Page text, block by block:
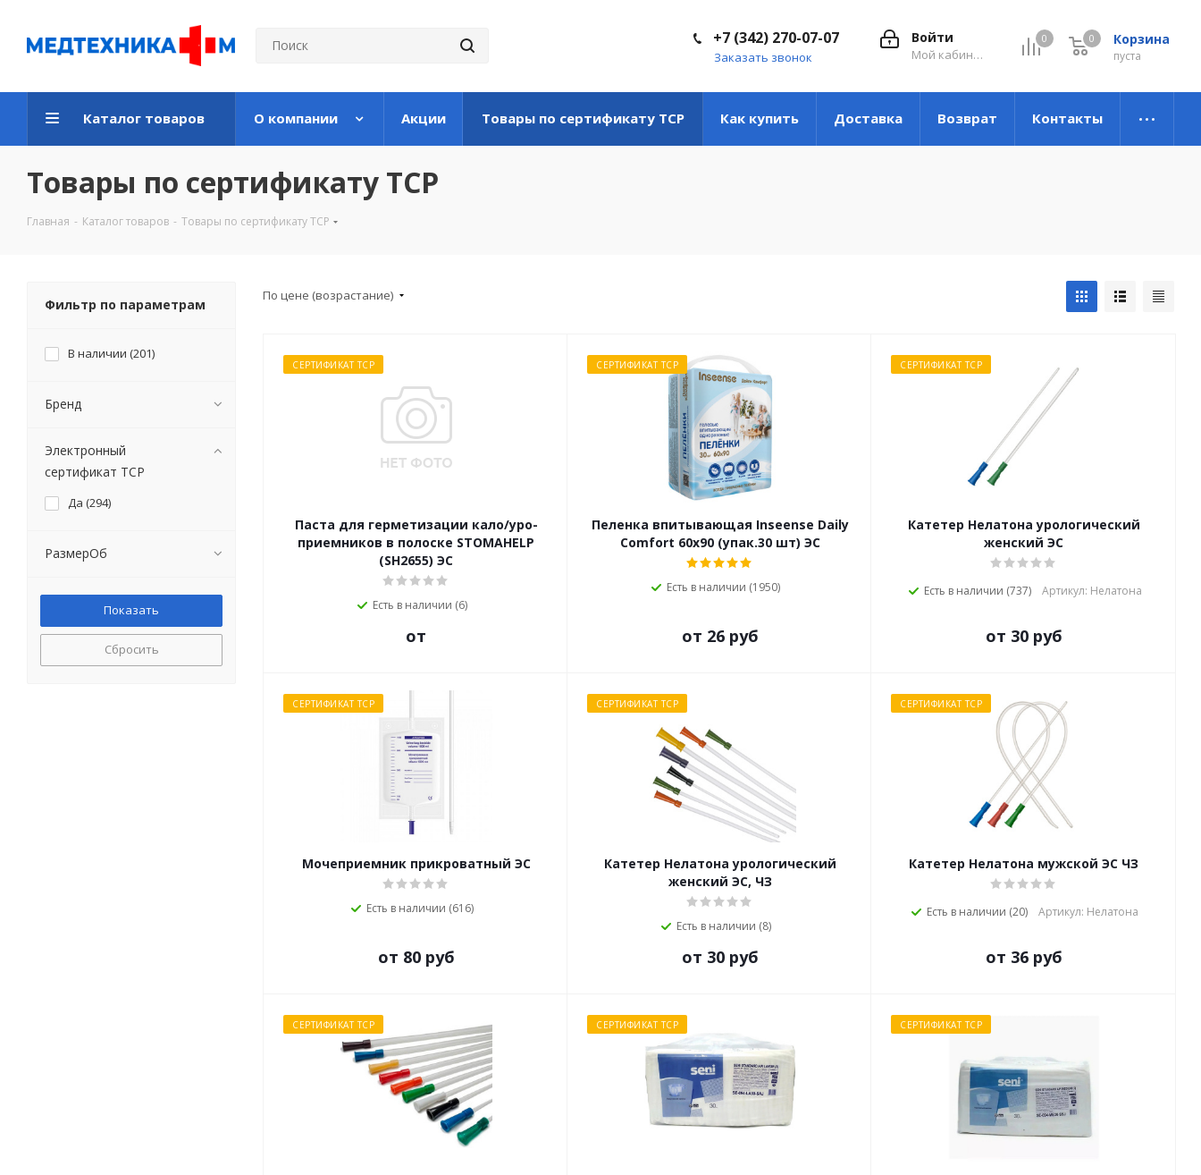
0 Корзина
0
пуста
0
Войти
Мой кабинет
+7 (342) 270-07-07
Заказать звонок
Каталог товаров О компании Акции Товары по сертификату ТСР Как купить Доставка Возврат Контакты
Товары по сертификату ТСР
Главная - Каталог товаров - Товары по сертификату ТСР
По цене (возрастание)
СЕРТИФИКАТ ТСР
Паста для герметизации кало/уро-
приемников в полоске STOMAHELP
(SH2655) ЭС
Есть в наличии (6)
от
СЕРТИФИКАТ ТСР
Пеленка впитывающая Inseense Daily
Comfort 60x90 (упак.30 шт) ЭС
Есть в наличии (1950)
от 26 руб
СЕРТИФИКАТ ТСР
Катетер Нелатона урологический
женский ЭС
Есть в наличии (737) Артикул: Нелатона
от 30 руб
СЕРТИФИКАТ ТСР
Мочеприемник прикроватный ЭС
Есть в наличии (616)
от 80 руб
СЕРТИФИКАТ ТСР
Катетер Нелатона урологический
женский ЭС, ЧЗ
Есть в наличии (8)
от 30 руб
СЕРТИФИКАТ ТСР
Катетер Нелатона мужской ЭС ЧЗ
Есть в наличии (20) Артикул: Нелатона
от 36 руб
СЕРТИФИКАТ ТСР СЕРТИФИКАТ ТСР СЕРТИФИКАТ ТСР
Фильтр по параметрам
В наличии (201)
Бренд
Электронный
сертификат ТСР
Да (294)
РазмерОб
Сбросить